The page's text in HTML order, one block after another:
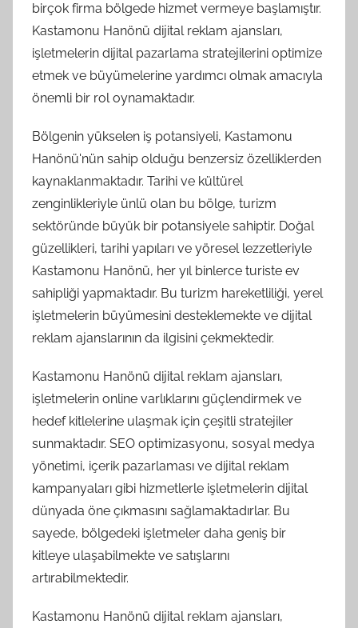
birçok firma bölgede hizmet vermeye başlamıştır.
Kastamonu Hanönü dijital reklam ajansları,
işletmelerin dijital pazarlama stratejilerini optimize
etmek ve büyümelerine yardımcı olmak amacıyla
önemli bir rol oynamaktadır.
Bölgenin yükselen iş potansiyeli, Kastamonu
Hanönü'nün sahip olduğu benzersiz özelliklerden
kaynaklanmaktadır. Tarihi ve kültürel
zenginlikleriyle ünlü olan bu bölge, turizm
sektöründe büyük bir potansiyele sahiptir. Doğal
güzellikleri, tarihi yapıları ve yöresel lezzetleriyle
Kastamonu Hanönü, her yıl binlerce turiste ev
sahipliği yapmaktadır. Bu turizm hareketliliği, yerel
işletmelerin büyümesini desteklemekte ve dijital
reklam ajanslarının da ilgisini çekmektedir.
Kastamonu Hanönü dijital reklam ajansları,
işletmelerin online varlıklarını güçlendirmek ve
hedef kitlelerine ulaşmak için çeşitli stratejiler
sunmaktadır. SEO optimizasyonu, sosyal medya
yönetimi, içerik pazarlaması ve dijital reklam
kampanyaları gibi hizmetlerle işletmelerin dijital
dünyada öne çıkmasını sağlamaktadırlar. Bu
sayede, bölgedeki işletmeler daha geniş bir
kitleye ulaşabilmekte ve satışlarını
artırabilmektedir.
Kastamonu Hanönü dijital reklam ajansları,